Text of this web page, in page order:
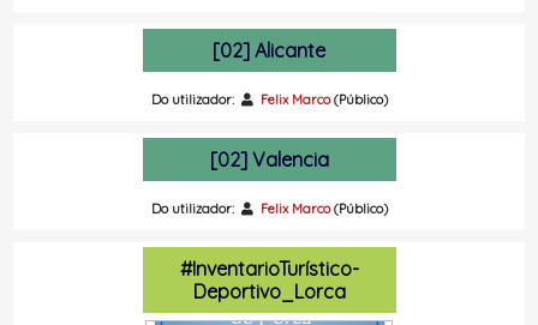
[02] Alicante
Do utilizador: Felix Marco(Público)
[02] Valencia
Do utilizador: Felix Marco(Público)
#InventarioTurístico-
Deportivo_Lorca